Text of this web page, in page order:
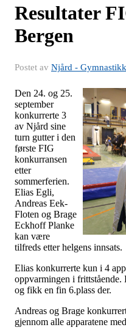
Resultater
Bergen
Postet av Njård -
Den 24. og 25.
september
konkurrerte 3
av Njård sine
turn gutter i den
første FIG
konkurransen
etter
sommerferien.
Elias Egli,
Andreas Eek-
Floten og Brage
Eckhoff Planke
kan være
tilfreds etter helgens innsats.
Elias konkurrerte kun i 4
oppvarmingen i
og fikk en fin 6.plass der.
Andreas og Brage
gjennom alle apparatene